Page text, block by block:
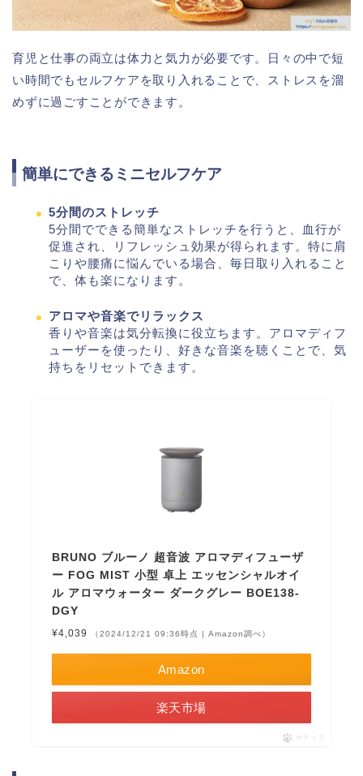
育児と仕事の両立は体力と気力が必要です。日々の中で短
い時間でもセルフケアを取り入れることで、ストレスを溜
めずに過ごすことができます。
簡単にできるミニセルフケア
5分間のストレッチ
5分間でできる簡単なストレッチを行うと、血行が
促進され、リフレッシュ効果が得られます。特に肩
こりや腰痛に悩んでいる場合、毎日取り入れること
で、体も楽になります。
アロマや音楽でリラックス
香りや音楽は気分転換に役立ちます。アロマディフ
ューザーを使ったり、好きな音楽を聴くことで、気
持ちをリセットできます。
BRUNO ブルーノ 超音波 アロマディフューザ
ー FOG MIST 小型 卓上 エッセンシャルオイ
ル アロマウォーター ダークグレー BOE138-
DGY
¥4,039 （2024/12/21 09:36時点 | Amazon調べ）
Amazon
楽天市場
ポチップ